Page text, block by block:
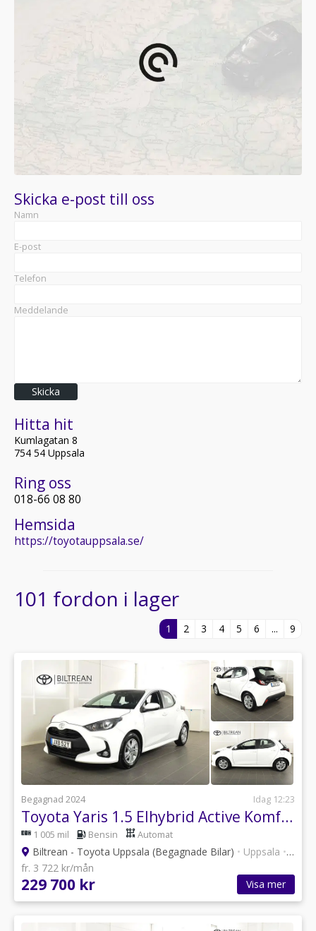
Skicka e-post till oss
Namn
E-post
Telefon
Meddelande
Skicka
Hitta hit
Kumlagatan 8
754 54 Uppsala
Ring oss
018-66 08 80
Hemsida
https://toyotauppsala.se/
101 fordon i lager
1 2 3 4 5 6 ... 9
Begagnad 2024 Idag 12:23
Toyota Yaris 1.5 Elhybrid Active Komfortpaket Kamera Rattvärme
1 005 mil Bensin Automat
Biltrean - Toyota Uppsala (Begagnade Bilar) • Uppsala •101
fr. 3 722 kr/mån
229 700 kr Visa mer